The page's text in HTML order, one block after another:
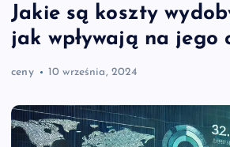
Jakie są koszty
jak wpływają na jego
ceny 10 września, 2024